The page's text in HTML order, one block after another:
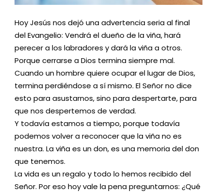
Hoy Jesús nos dejó una advertencia seria al final
del Evangelio: Vendrá el dueño de la viña, hará
perecer a los labradores y dará la viña a otros.
Porque cerrarse a Dios termina siempre mal.
Cuando un hombre quiere ocupar el lugar de Dios,
termina perdiéndose a sí mismo. El Señor no dice
esto para asustarnos, sino para despertarte, para
que nos despertemos de verdad.
Y todavía estamos a tiempo, porque todavía
podemos volver a reconocer que la viña no es
nuestra. La viña es un don, es una memoria del don
que tenemos.
La vida es un regalo y todo lo hemos recibido del
Señor. Por eso hoy vale la pena preguntarnos: ¿Qué